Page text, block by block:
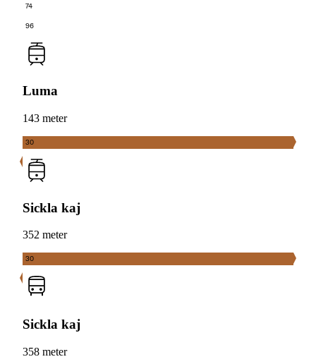
74
96
Luma
143 meter
30
Sickla kaj
352 meter
30
Sickla kaj
358 meter